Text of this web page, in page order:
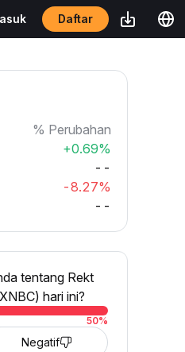
Daftar
% Perubahan
+0.69%
--
-8.27%
--
tentang Rekt
hari ini?
50%
Negatif